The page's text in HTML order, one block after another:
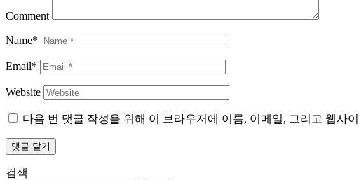
Comment
Name*
Email*
Website
다음 번 댓글 작성을 위해 이 브라우저에 이름, 이메일, 그리고 웹사
검색